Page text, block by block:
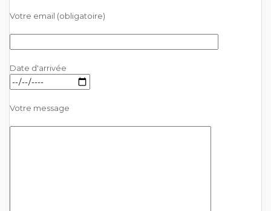
Votre email (obligatoire)
Date d'arrivée
Votre message